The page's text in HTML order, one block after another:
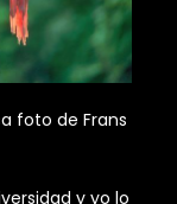
foto de Frans
y yo lo